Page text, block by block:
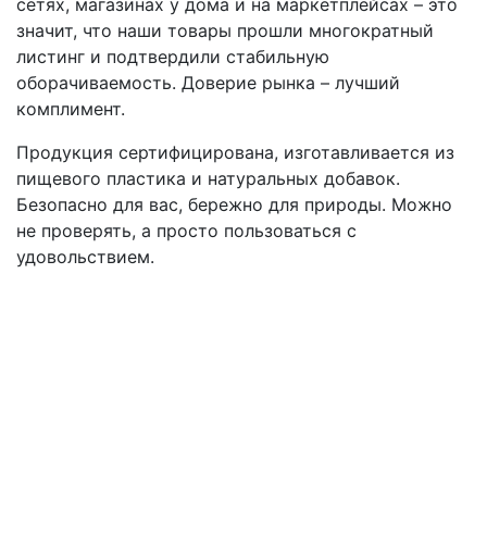
сетях, магазинах у дома и на маркетплейсах – это
значит, что наши товары прошли многократный
листинг и подтвердили стабильную
оборачиваемость. Доверие рынка – лучший
комплимент.
Продукция сертифицирована, изготавливается из
пищевого пластика и натуральных добавок.
Безопасно для вас, бережно для природы. Можно
не проверять, а просто пользоваться с
удовольствием.